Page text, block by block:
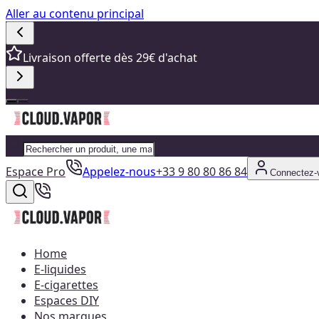
Aller au contenu principal
Livraison offerte dès 29€ d'achat
Espace Pro Appelez-nous+33 9 80 80 86 84 Connectez-
Home
E-liquides
E-cigarettes
Espaces DIY